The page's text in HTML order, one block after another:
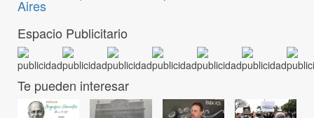
Aires
Espacio Publicitario
Te pueden interesar